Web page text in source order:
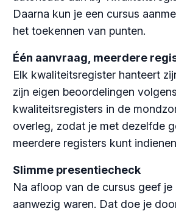
Daarna kun je een cursus
het toekennen van punten.
Één aanvraag, meerdere
Elk kwaliteitsregister hanteert
zijn eigen beoordelingen
kwaliteitsregisters in de
overleg, zodat je met dezelfde
meerdere registers kunt
Slimme presentiecheck
Na afloop van de cursus geef
aanwezig waren. Dat doe je